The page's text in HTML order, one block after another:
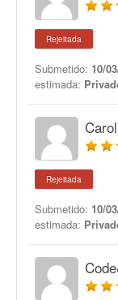
Rejeitada
Submetido: 10/
estimada:
Rejeitada
Submetido: 10/
estimada: